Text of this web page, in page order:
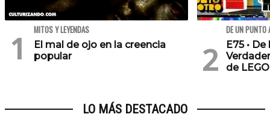
MITOS Y LEYENDAS
El mal de ojo en la creencia
popular
DE UN PUNTO
E75 •
de
LO MÁS DESTACADO